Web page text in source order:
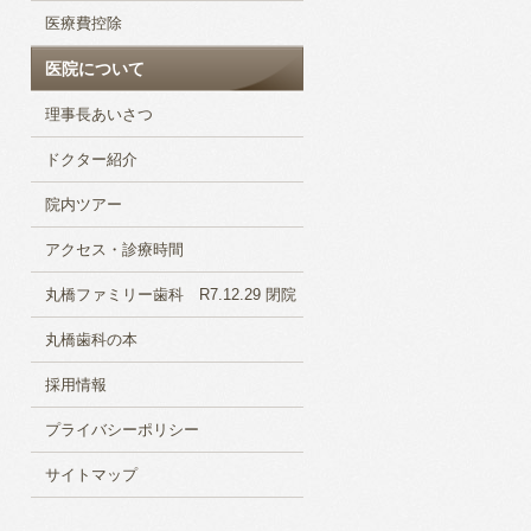
医療費控除
医院について
理事長あいさつ
ドクター紹介
院内ツアー
アクセス・診療時間
丸橋ファミリー歯科 R7.12.29 閉院
丸橋歯科の本
採用情報
プライバシーポリシー
サイトマップ